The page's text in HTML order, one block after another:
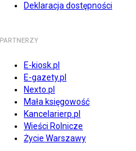
Deklaracja dostępności
PARTNERZY
E-kiosk.pl
E-gazety.pl
Nexto.pl
Mała księgowość
Kancelarierp.pl
Wieści Rolnicze
Życie Warszawy